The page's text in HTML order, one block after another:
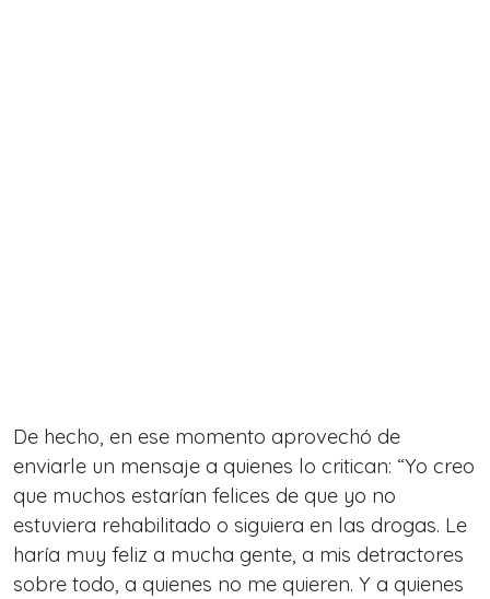
De hecho, en ese momento aprovechó de
enviarle un mensaje a quienes lo critican: “Yo creo
que muchos estarían felices de que yo no
estuviera rehabilitado o siguiera en las drogas. Le
haría muy feliz a mucha gente, a mis detractores
sobre todo, a quienes no me quieren. Y a quienes